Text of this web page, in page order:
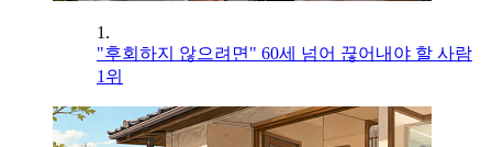
1.
"후회하지 않으려면" 60세 넘어 끊어내야 할 사람
1위